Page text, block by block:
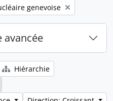
genevoise
avancée
Hiérarchie